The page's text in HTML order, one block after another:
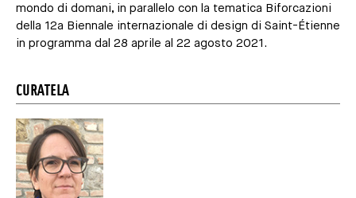
mondo di domani, in parallelo con la tematica Biforcazioni
della 12a Biennale internazionale di design di Saint-Étienne
in programma dal 28 aprile al 22 agosto 2021.
CURATELA